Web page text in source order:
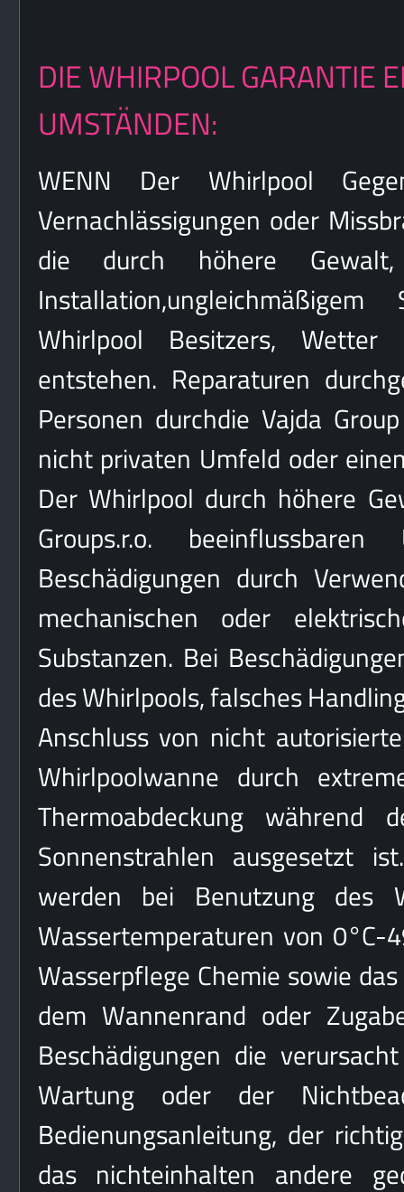
DIE WHIRPOOL GARANTIE
UMSTÄNDEN:
WENN Der Whirlpool
Vernachlässigungen oder
die durch höhere Gewalt,
Whirlpool Besitzers, Wetter
entstehen. Reparaturen
Personen durchdie Vajda
nicht privaten Umfeld oder
Der Whirlpool durch höhere
Groups.r.o.
Beschädigungen durch
mechanischen oder
Substanzen. Bei
des Whirlpools, falsches
Anschluss von nicht
Whirlpoolwanne durch
Thermoabdeckung
Sonnenstrahlen ausgesetzt
werden bei Benutzung des
Wassertemperaturen von 0°C-
Wasserpflege Chemie sowie
dem Wannenrand oder
Beschädigungen die
Wartung oder der
Bedienungsanleitung, der
das nichteinhalten andere